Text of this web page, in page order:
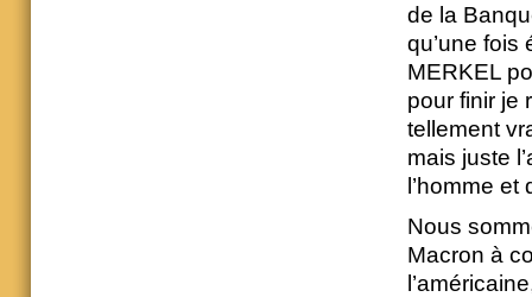
de la
qu’une fois
MERKEL
pour finir je
tellement
mais juste
l’homme
Nous
Macron à